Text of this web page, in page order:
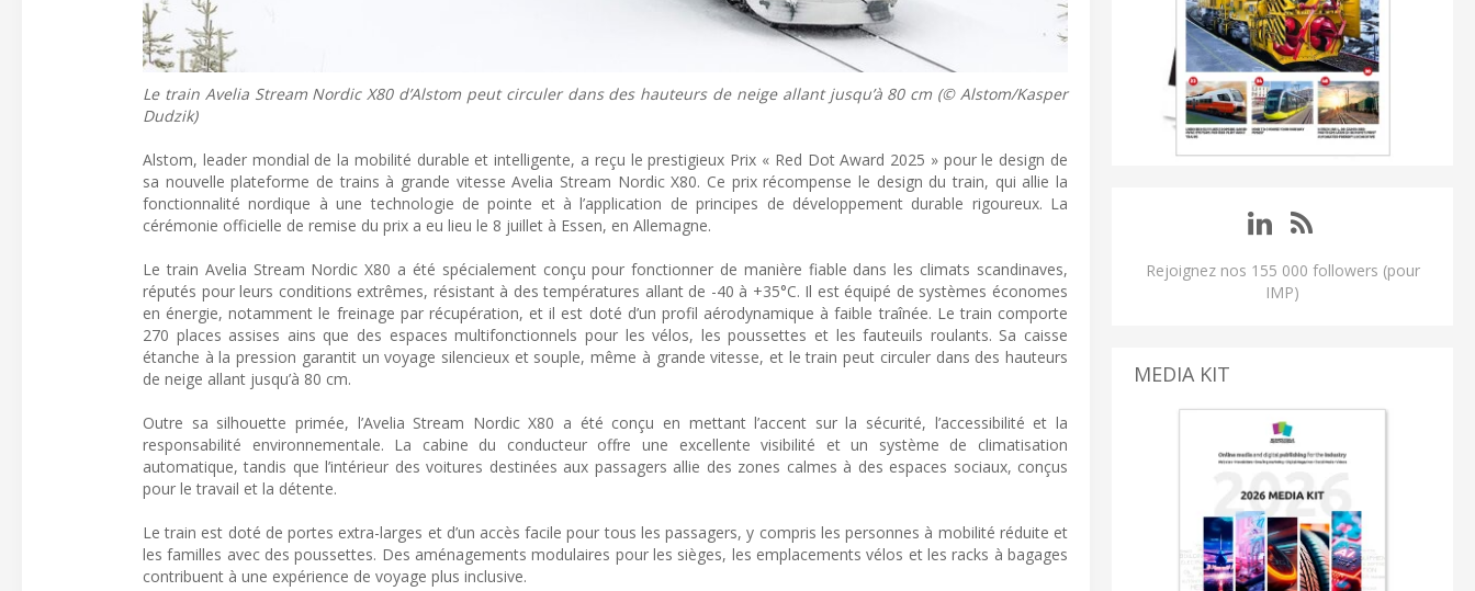
Le train Avelia Stream Nordic X80 d’Alstom peut circuler dans des hauteurs de neige allant jusqu’à 80 cm (© Alstom/Kasper
Dudzik)
Alstom, leader mondial de la mobilité durable et intelligente, a reçu le prestigieux Prix « Red Dot Award 2025 » pour le design de
sa nouvelle plateforme de trains à grande vitesse Avelia Stream Nordic X80. Ce prix récompense le design du train, qui allie la
fonctionnalité nordique à une technologie de pointe et à l’application de principes de développement durable rigoureux. La
cérémonie officielle de remise du prix a eu lieu le 8 juillet à Essen, en Allemagne.
Le train Avelia Stream Nordic X80 a été spécialement conçu pour fonctionner de manière fiable dans les climats scandinaves,
réputés pour leurs conditions extrêmes, résistant à des températures allant de -40 à +35°C. Il est équipé de systèmes économes
en énergie, notamment le freinage par récupération, et il est doté d’un profil aérodynamique à faible traînée. Le train comporte
270 places assises ains que des espaces multifonctionnels pour les vélos, les poussettes et les fauteuils roulants. Sa caisse
étanche à la pression garantit un voyage silencieux et souple, même à grande vitesse, et le train peut circuler dans des hauteurs
de neige allant jusqu’à 80 cm.
Outre sa silhouette primée, l’Avelia Stream Nordic X80 a été conçu en mettant l’accent sur la sécurité, l’accessibilité et la
responsabilité environnementale. La cabine du conducteur offre une excellente visibilité et un système de climatisation
automatique, tandis que l’intérieur des voitures destinées aux passagers allie des zones calmes à des espaces sociaux, conçus
pour le travail et la détente.
Le train est doté de portes extra-larges et d’un accès facile pour tous les passagers, y compris les personnes à mobilité réduite et
les familles avec des poussettes. Des aménagements modulaires pour les sièges, les emplacements vélos et les racks à bagages
contribuent à une expérience de voyage plus inclusive.
Rejoignez nos 155 000 followers (pour
IMP)
MEDIA KIT